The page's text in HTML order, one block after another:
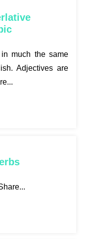
much the same
Adjectives are